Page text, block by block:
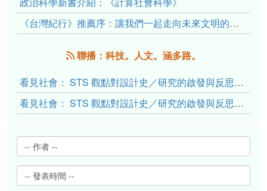
《台灣紀行》推薦序：讓我們一起走向未來文明的備忘錄
聯播：科技。人文。涵多路。
看見社會： STS 觀點對設計史／研究的啟發與反思（下）
看見社會： STS 觀點對設計史／研究的啟發與反思（上）